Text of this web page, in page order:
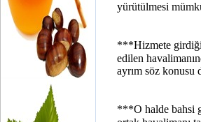
yürütülmesi
***Hizmete
edilen
ayrım söz konusu
***O halde bahsi